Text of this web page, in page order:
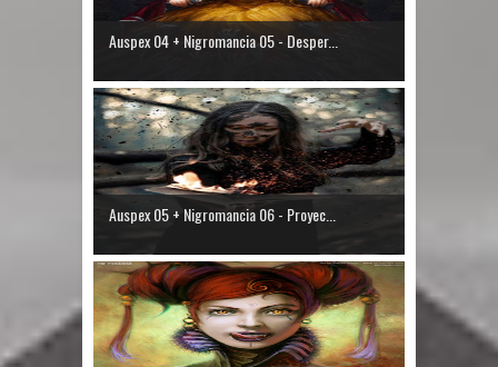
Auspex 04 + Nigromancia 05 - Desper...
Auspex 05 + Nigromancia 06 - Proyec...